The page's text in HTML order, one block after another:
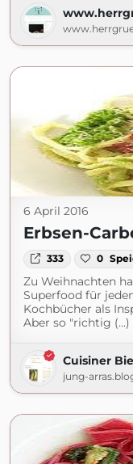
6 April 2016
Erbsen-
333 0
Zu Weihnachten
Superfood für
Kochbücher als
Aber so "richtig (...)
Cuisiner
jung-